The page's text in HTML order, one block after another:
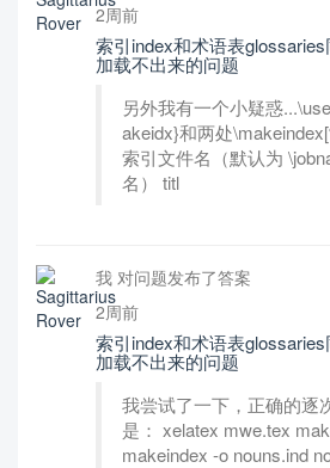
2周前
索引index和术语表
加载不出来的问题
另外我有一个小疑惑
akeidx}和两处
索引文件名（默认为
名） titl
我 对问题发布了答案
2周前
索引index和术语表
加载不出来的问题
我尝试了一下，正确的逐
是： xelatex mwe.tex
makeindex -o nouns.ind